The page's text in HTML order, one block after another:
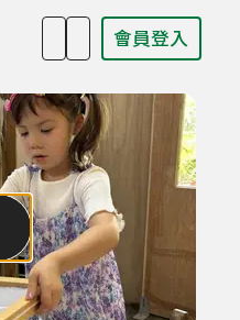
會員登入